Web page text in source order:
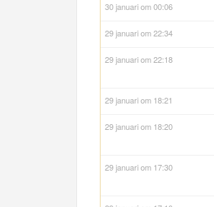
30 januari om 00:06
29 januari om 22:34
29 januari om 22:18
29 januari om 18:21
29 januari om 18:20
29 januari om 17:30